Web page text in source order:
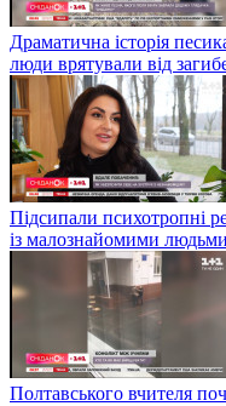
Драматична історія
люди врятували від
Підсипали психотропні
із малознайомими людьми
Полтавського вчителя